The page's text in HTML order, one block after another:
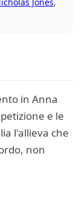
in Anna
e le
l'allieva che
non